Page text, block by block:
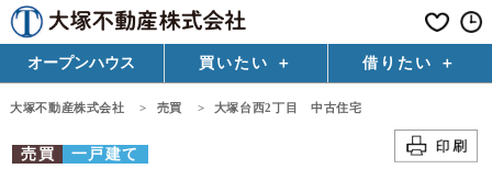
オープンハウス 買いたい 借りたい
大塚不動産株式会社 > 売買 > 大塚台西2丁目 中古住宅
売買 一戸建て